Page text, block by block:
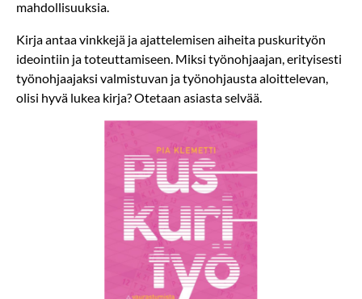
mahdollisuuksia.
Kirja antaa vinkkejä ja ajattelemisen aiheita puskurityön
ideointiin ja toteuttamiseen. Miksi työnohjaajan, erityisesti
työnohjaajaksi valmistuvan ja työnohjausta aloittelevan,
olisi hyvä lukea kirja? Otetaan asiasta selvää.